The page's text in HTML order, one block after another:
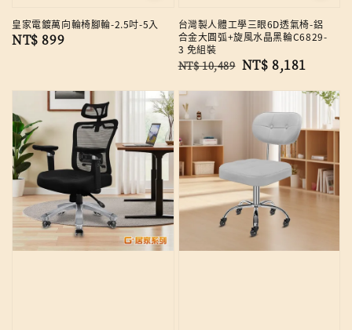
皇家電鍍萬向輪椅腳輪-2.5吋-5入
Regular
NT$ 899
台灣製人體工學三眼6D透氣椅-鋁
合金大圓弧+旋風水晶黑輪C6829-
3 免組裝
Regular
NT$ 10,489 Sale
NT$ 8,181